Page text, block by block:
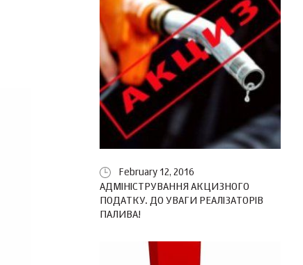
February 12, 2016
АДМІНІСТРУВАННЯ АКЦИЗНОГО
ПОДАТКУ. ДО УВАГИ РЕАЛІЗАТОРІВ
ПАЛИВА!